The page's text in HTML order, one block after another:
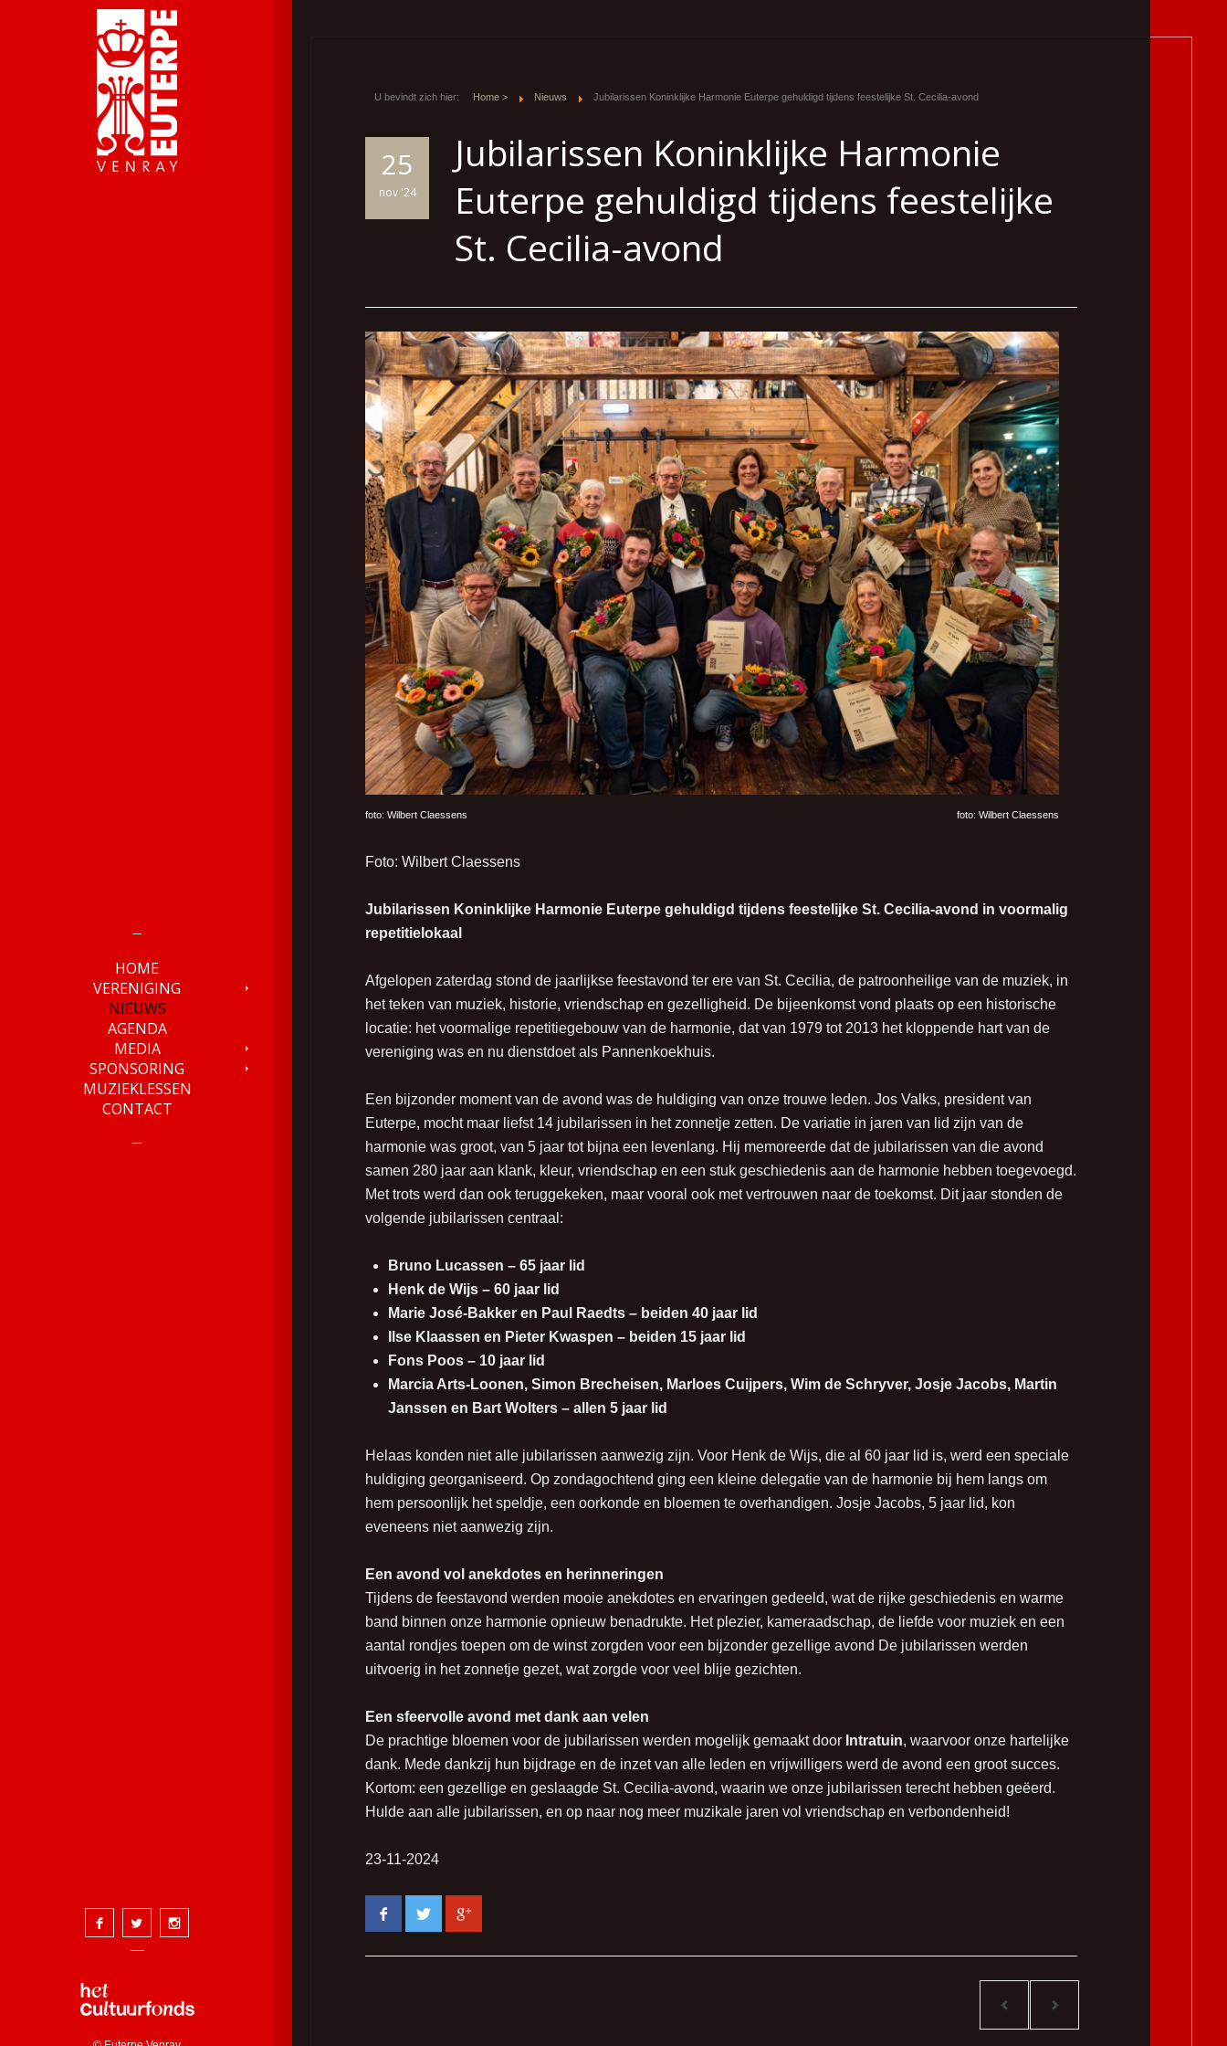
HOME
VERENIGING
NIEUWS
AGENDA
MEDIA
SPONSORING
MUZIEKLESSEN
CONTACT
U bevindt zich hier: Home > Nieuws Jubilarissen Koninklijke Harmonie Euterpe gehuldigd tijdens feestelijke St. Cecilia-avond
25
nov '24
Jubilarissen Koninklijke Harmonie
Euterpe gehuldigd tijdens feestelijke
St. Cecilia-avond
foto: Wilbert Claessens foto: Wilbert Claessens
Foto: Wilbert Claessens
Jubilarissen Koninklijke Harmonie Euterpe gehuldigd tijdens feestelijke St. Cecilia-avond in voormalig
repetitielokaal
Afgelopen zaterdag stond de jaarlijkse feestavond ter ere van St. Cecilia, de patroonheilige van de muziek, in
het teken van muziek, historie, vriendschap en gezelligheid. De bijeenkomst vond plaats op een historische
locatie: het voormalige repetitiegebouw van de harmonie, dat van 1979 tot 2013 het kloppende hart van de
vereniging was en nu dienstdoet als Pannenkoekhuis.
Een bijzonder moment van de avond was de huldiging van onze trouwe leden. Jos Valks, president van
Euterpe, mocht maar liefst 14 jubilarissen in het zonnetje zetten. De variatie in jaren van lid zijn van de
harmonie was groot, van 5 jaar tot bijna een levenlang. Hij memoreerde dat de jubilarissen van die avond
samen 280 jaar aan klank, kleur, vriendschap en een stuk geschiedenis aan de harmonie hebben toegevoegd.
Met trots werd dan ook teruggekeken, maar vooral ook met vertrouwen naar de toekomst. Dit jaar stonden de
volgende jubilarissen centraal:
Bruno Lucassen – 65 jaar lid
Henk de Wijs – 60 jaar lid
Marie José-Bakker en Paul Raedts – beiden 40 jaar lid
Ilse Klaassen en Pieter Kwaspen – beiden 15 jaar lid
Fons Poos – 10 jaar lid
Marcia Arts-Loonen, Simon Brecheisen, Marloes Cuijpers, Wim de Schryver, Josje Jacobs, Martin
Janssen en Bart Wolters – allen 5 jaar lid
Helaas konden niet alle jubilarissen aanwezig zijn. Voor Henk de Wijs, die al 60 jaar lid is, werd een speciale
huldiging georganiseerd. Op zondagochtend ging een kleine delegatie van de harmonie bij hem langs om
hem persoonlijk het speldje, een oorkonde en bloemen te overhandigen. Josje Jacobs, 5 jaar lid, kon
eveneens niet aanwezig zijn.
Een avond vol anekdotes en herinneringen
Tijdens de feestavond werden mooie anekdotes en ervaringen gedeeld, wat de rijke geschiedenis en warme
band binnen onze harmonie opnieuw benadrukte. Het plezier, kameraadschap, de liefde voor muziek en een
aantal rondjes toepen om de winst zorgden voor een bijzonder gezellige avond De jubilarissen werden
uitvoerig in het zonnetje gezet, wat zorgde voor veel blije gezichten.
Een sfeervolle avond met dank aan velen
De prachtige bloemen voor de jubilarissen werden mogelijk gemaakt door Intratuin, waarvoor onze hartelijke
dank. Mede dankzij hun bijdrage en de inzet van alle leden en vrijwilligers werd de avond een groot succes.
Kortom: een gezellige en geslaagde St. Cecilia-avond, waarin we onze jubilarissen terecht hebben geëerd.
Hulde aan alle jubilarissen, en op naar nog meer muzikale jaren vol vriendschap en verbondenheid!
23-11-2024